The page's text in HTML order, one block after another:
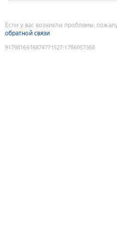
Если у вас возникли проблемы,
обратной связи
9179816616874771527:1786057368